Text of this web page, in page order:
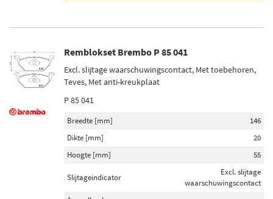
Remblokset Brembo P 85 041
Excl. slijtage waarschuwingscontact, Met toebehoren,
Teves, Met anti-kreukplaat
P 85 041
Breedte [mm]
146
Dikte [mm]
20
Hoogte [mm]
55
Slijtageindicator
Excl. slijtage
waarschuwingscontact